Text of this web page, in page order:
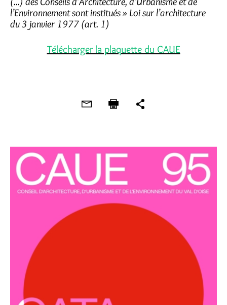
l’Environnement sont institués » Loi sur l’architecture
du 3 janvier 1977 (art. 1)
Télécharger la plaquette du CAUE